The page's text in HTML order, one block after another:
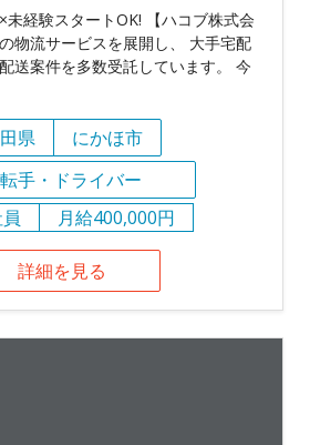
未経験スタートOK! 【ハコブ株式会
物流サービスを展開し、 大手宅配
送案件を多数受託しています。 今
県
にかほ市
手・ドライバー
月給400,000円
詳細を見る